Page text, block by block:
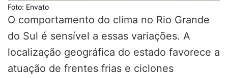
Foto: Envato
O comportamento do clima no Rio Grande
do Sul é sensível a essas variações. A
localização geográfica do estado favorece a
atuação de frentes frias e ciclones